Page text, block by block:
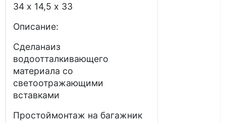
34 х 14,5 х 33
Описание:
Сделанаиз
водоотталкивающего
материала со
светоотражающими
вставками
Простоймонтаж на багажник